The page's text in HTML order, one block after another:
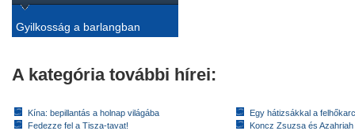
Gyilkosság a barlangban
A kategória további hírei:
Kína: bepillantás a holnap világába
Fedezze fel a Tisza-tavat!
Egy hátizsákkal a
Koncz Zsuzsa és